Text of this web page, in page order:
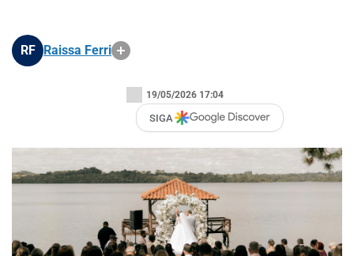
RF Raissa Ferri
19/05/2026 17:04
SIGA